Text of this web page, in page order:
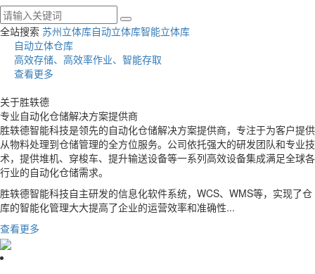
全站搜索 苏州立体库自动立体库智能立体库
自动立体仓库
高效存储、高效率作业、智能存取
查看更多
关于胜轶德
专业自动化仓储解决方案提供商
胜轶德智能科技是领先的自动化仓储解决方案提供商，专注于为客户提供
从物料处理到仓储管理的全方位服务。公司依托强大的研发团队和专业技
术，提供堆机、穿梭车、提升输送设备等一系列高效设备集成满足全球各
行业的自动化仓储需求。
胜轶德智能科技自主研发的信息化软件系统，WCS、WMS等，实现了仓
库的智能化管理大大提高了企业的运营效率和准确性...
查看更多